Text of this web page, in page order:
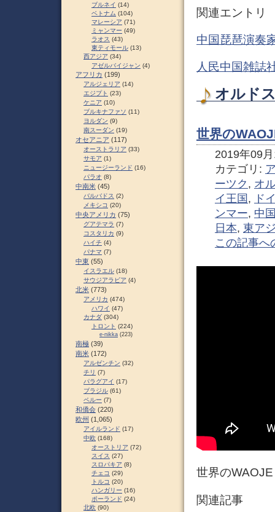
関連エントリ
中国琵琶演奏
人民中国雑誌
オルド
世界の
2019年09
カテゴリ:
ーツク , オ
イ王国 ,
ド
ンマー, 中
日本, 東ア
この記事へ
世界の
関連記事
ブルネイ (14)
ベトナム (104)
マレーシア (71)
ミャンマー (49)
ラオス (43)
東ティモール (13)
西アジア (34)
アゼルバイジャン (4)
アフリカ (199)
アルジェリア (14)
エジプト (23)
ケニア (10)
ブルキナファソ (11)
ヨルダン (9)
南スーダン (19)
オセアニア (117)
オーストラリア (33)
サモア (1)
ニュージーランド (16)
パラオ (8)
中南米 (45)
バルバドス (2)
メキシコ (20)
中央アメリカ (75)
グアテマラ (7)
コスタリカ (9)
ハイチ (4)
パナマ (7)
中東 (55)
イスラエル (18)
サウジアラビア (4)
北米 (773)
アメリカ (474)
ハワイ (47)
カナダ (304)
トロント (224)
e-nikka (223)
南極 (39)
南米 (172)
アルゼンチン (32)
チリ (7)
パラグアイ (17)
ブラジル (61)
ペルー (7)
和僑会 (220)
欧州 (1,065)
アイルランド (17)
中欧 (168)
オーストリア (72)
スイス (27)
スロパキア (8)
チェコ (29)
トルコ (20)
ハンガリー (16)
ポーランド (24)
北欧 (90)